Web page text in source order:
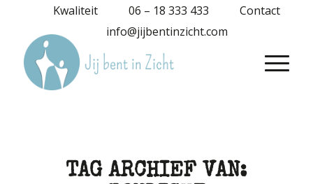
Kwaliteit 06 – 18 333 433
Contact
info@jijbentinzicht.com
TAG ARCHIEF VAN: